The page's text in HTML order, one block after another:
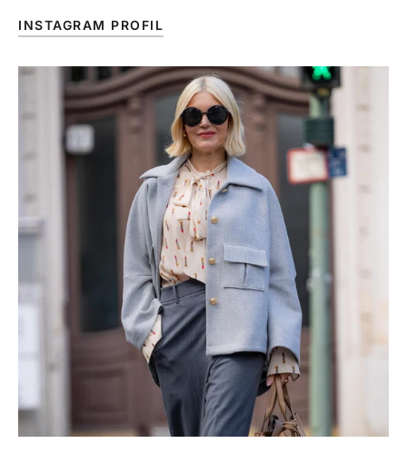
INSTAGRAM PROFIL